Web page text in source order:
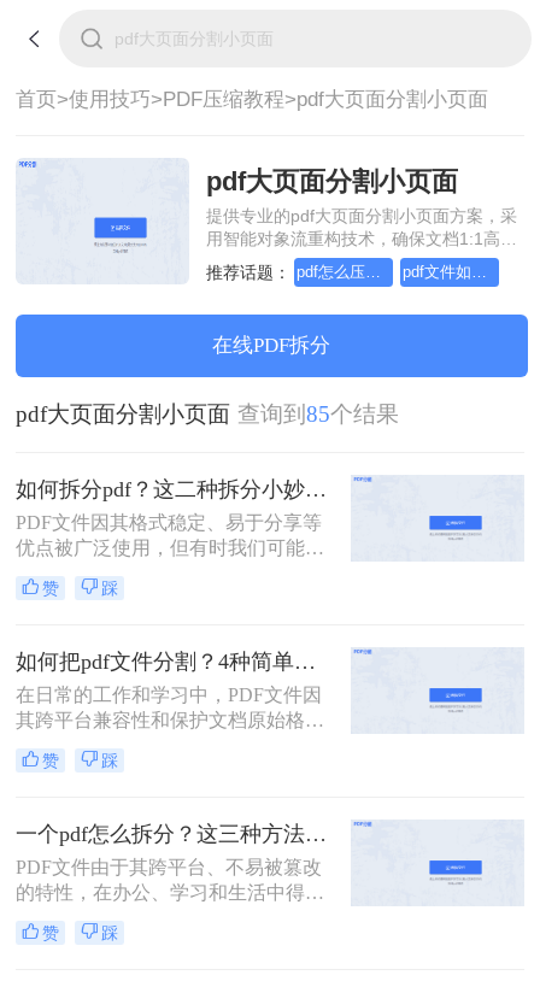
首页>使用技巧>PDF压缩教程>pdf大页面分割小页面
pdf大页面分割小页面
提供专业的pdf大页面分割小页面方案，采
用智能对象流重构技术，确保文档1:1高保
真还原且排版不乱码。支持一键批量处
理，全链路 SSL 加密保障隐私安全。助您
装，高效办公。
推荐话题： pdf怎么压缩下 pdf文件如何压缩小
在线PDF拆分
pdf大页面分割小页面 查询到85个结果
如何拆分pdf？这二种拆分小妙招了解下！
PDF文件因其格式稳定、易于分享等
优点被广泛使用，但有时我们可能需
要将一个大的PDF文档拆分成多个小
部分，以便于阅读、编辑或共享。那
单实用的PDF拆分方法。
赞 踩
如何把pdf文件分割？4种简单方法分享~
在日常的工作和学习中，PDF文件因
其跨平台兼容性和保护文档原始格式
的特性而被广泛使用。然而，有时候
为了便于查阅、管理和分享，我们可
多个较小的文件。那么如何把pdf文件
分割呢？以下是四种常用的PDF文件
分割方法，每种方法都有其独特的优
势和适用场景。
赞 踩
一个pdf怎么拆分？这三种方法教你轻松拆分！
PDF文件由于其跨平台、不易被篡改
的特性，在办公、学习和生活中得到
了广泛的应用。然而，有时候一个大
型的PDF文件可能包含多个章节或不
赞 踩